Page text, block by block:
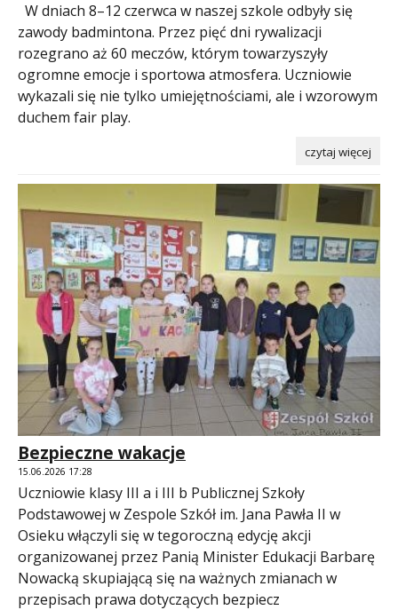
W dniach 8–12 czerwca w naszej szkole odbyły się
zawody badmintona. Przez pięć dni rywalizacji
rozegrano aż 60 meczów, którym towarzyszyły
ogromne emocje i sportowa atmosfera. Uczniowie
wykazali się nie tylko umiejętnościami, ale i wzorowym
duchem fair play.
czytaj więcej
Bezpieczne wakacje
15.06.2026 17:28
Uczniowie klasy III a i III b Publicznej Szkoły
Podstawowej w Zespole Szkół im. Jana Pawła II w
Osieku włączyli się w tegoroczną edycję akcji
organizowanej przez Panią Minister Edukacji Barbarę
Nowacką skupiającą się na ważnych zmianach w
przepisach prawa dotyczących bezpiecz